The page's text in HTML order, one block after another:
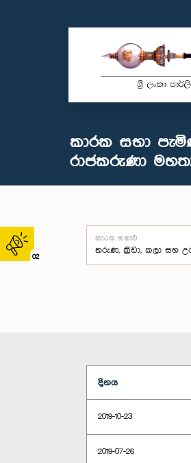
02
කාරක සභා
රාජකරුණා
කාරක සභාව
දිනය
2019-10-23
2019-07-26